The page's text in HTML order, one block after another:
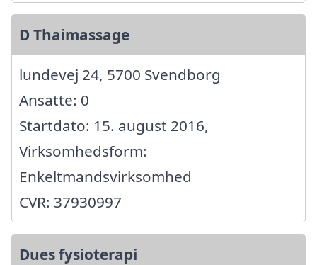
D Thaimassage
lundevej 24, 5700 Svendborg
Ansatte: 0
Startdato: 15. august 2016,
Virksomhedsform:
Enkeltmandsvirksomhed
CVR: 37930997
Dues fysioterapi